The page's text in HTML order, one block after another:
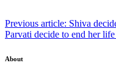
Previous article: Shiva
Parvati decide to end her life
About